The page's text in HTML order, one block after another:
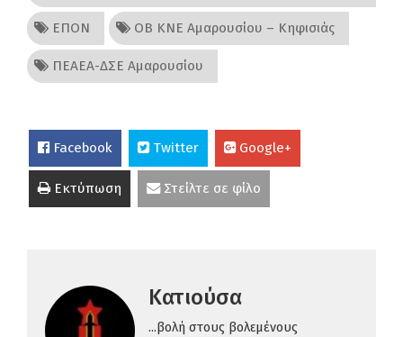
ΕΠΟΝ ΟΒ ΚΝΕ Αμαρουσίου – Κηφισιάς
ΠΕΑΕΑ-ΔΣΕ Αμαρουσίου
Facebook Twitter Google+
Εκτύπωση Στείλτε σε φίλο
Κατιούσα
...βολή στους βολεμένους